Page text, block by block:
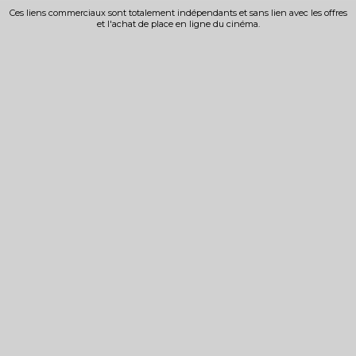
Ces liens commerciaux sont totalement indépendants et sans lien avec les offres
et l'achat de place en ligne du cinéma.